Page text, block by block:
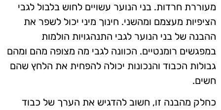
מעוררת חרדות. בני הנוער עשויים לחוש בלבול לגבי
הציפיות מעצמם ומהשני. חינוך מיני יכול לשפר את
ההבנה של בני הנוער לגבי התנהגויות הולמות
במפגשים רומנטיים. הכוונה לגבי מה מצופה מהם ומהם
גבולות הכבוד והנכונות יכולה להפחית את הלחץ שהם
חשים.
כחלק מהבנה זו, חשוב להדגיש את הערך של כבוד